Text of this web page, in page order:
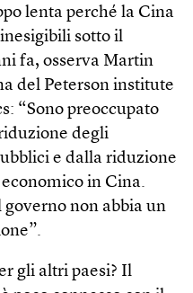
lenta perché la Cina
sotto il
fa, osserva Martin
del Peterson institute
“Sono preoccupato
degli
e dalla riduzione
in Cina.
non abbia un
gli altri paesi? Il